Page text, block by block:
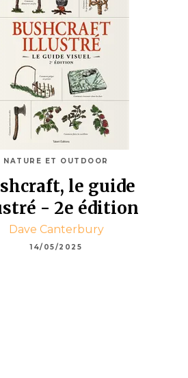
NATURE ET OUTDOOR
le guide
- 2e édition
Dave Canterbury
14/05/2025